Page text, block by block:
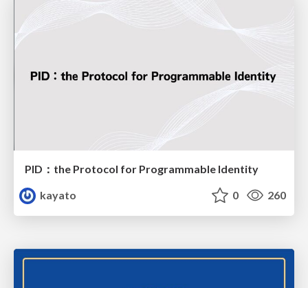
PID：the Protocol for Programmable Identity
kayato
0 260